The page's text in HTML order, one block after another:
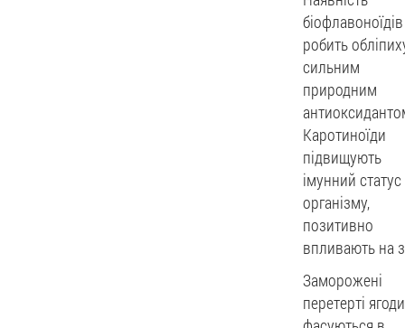
біофлавоноїдів
робить
сильним
природним
Каротиноїди
підвищують
імунний статус
організму,
позитивно
впливають на
Заморожені
перетерті ягоди